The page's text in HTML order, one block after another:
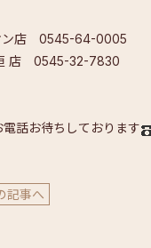
ン店 0545-64-0005
店 0545-32-7830
電話お待ちしております
記事へ